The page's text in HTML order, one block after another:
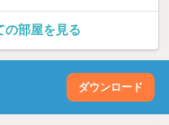
の部屋を見る
ダウンロード